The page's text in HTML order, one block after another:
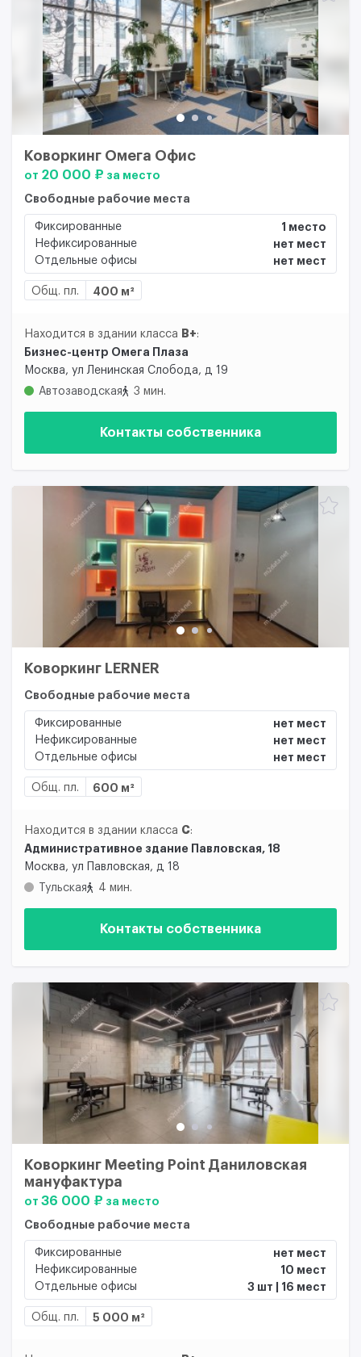
Коворкинг Омега Офис
от 20 000 ₽ за место
Свободные рабочие места
Фиксированные
1 место
Нефиксированные
нет мест
Отдельные офисы
нет мест
Общ. пл. 400 м²
Находится в здании класса B+:
Бизнес-центр Омега Плаза
Москва, ул Ленинская Слобода, д 19
Автозаводская
3 мин.
Контакты собственника
Коворкинг LERNER
Свободные рабочие места
Фиксированные
нет мест
Нефиксированные
нет мест
Отдельные офисы
нет мест
Общ. пл. 600 м²
Находится в здании класса C:
Административное здание Павловская, 18
Москва, ул Павловская, д 18
Тульская
4 мин.
Контакты собственника
Коворкинг Meeting Point Даниловская
мануфактура
от 36 000 ₽ за место
Свободные рабочие места
Фиксированные
нет мест
Нефиксированные
10 мест
Отдельные офисы
3 шт | 16 мест
Общ. пл. 5 000 м²